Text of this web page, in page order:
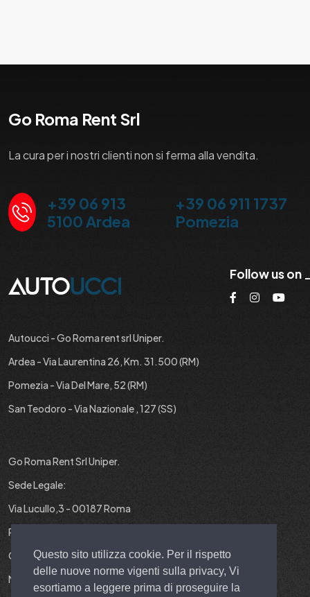
Questo sito utilizza cookie. Per il rispetto
delle nuove norme vigenti sulla privacy, Vi
esortiamo a leggere prima di proseguire la
Go Roma Rent Srl
La cura per i nostri clienti non si ferma alla vendita.
+39 06 913
5100 Ardea
+39 06 911 1737
Pomezia
Follow us on
Autoucci - Go Roma rent srl Uniper.
Ardea - Via Laurentina 26, Km. 31.500 (RM)
Pomezia - Via Del Mare, 52 (RM)
San Teodoro - Via Nazionale , 127 (SS)
Go Roma Rent Srl Uniper.
Sede Legale:
Via Lucullo,3 - 00187 Roma
P.IVA : 12829431001
Cap. Soc. : 10.000 EURO I.V.
N° REA : RM-1403299